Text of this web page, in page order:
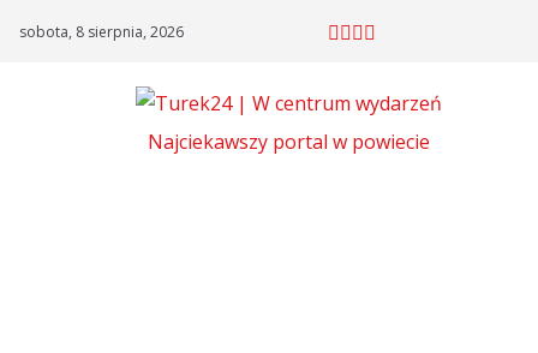
sobota, 8 sierpnia, 2026
Najciekawszy portal w powiecie